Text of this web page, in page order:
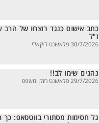
כתב אישום כנגד רוצחו של הרב
ז"ל
30/7/2026 פלאשנט לוקאלי
נהגים שימו לב!!
29/7/2026 פלאשנט חוק ומשפט
גל חסימות מסתורי בווטסאפ: